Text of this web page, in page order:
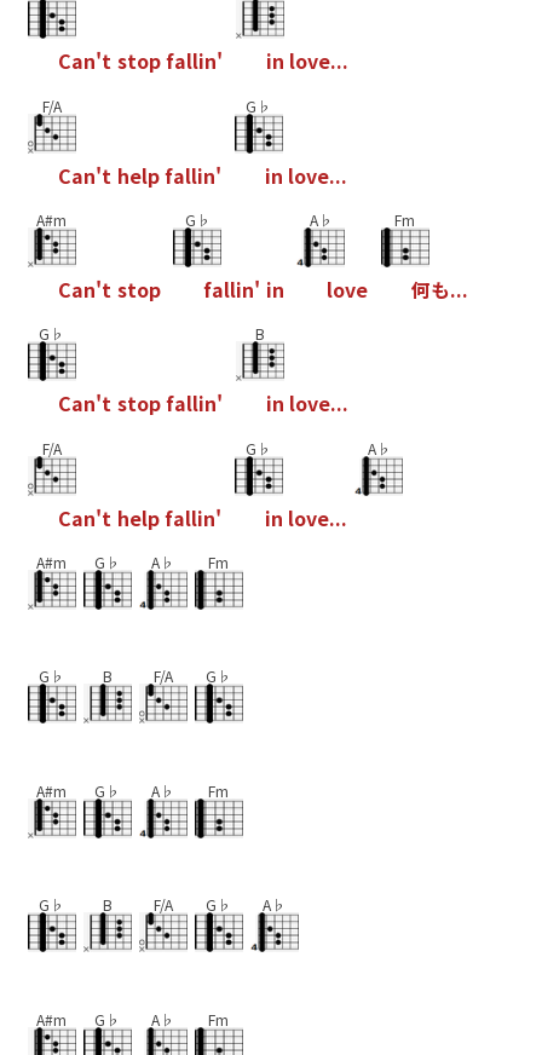
Can't stopfallin' in love...
F/A
Can't helpfallin'
G♭
in love...
A#m
Can't stop
G♭
fallin' in
A♭
love
Fm
何も...
G♭
Can't stopfallin'
B
in love...
F/A
Can't helpfallin'
G♭
in love...
A♭
A#m G♭ A♭ Fm
G♭ B F/A G♭
A#m G♭ A♭ Fm
G♭ B F/A G♭ A♭
A#m G♭ A♭ Fm